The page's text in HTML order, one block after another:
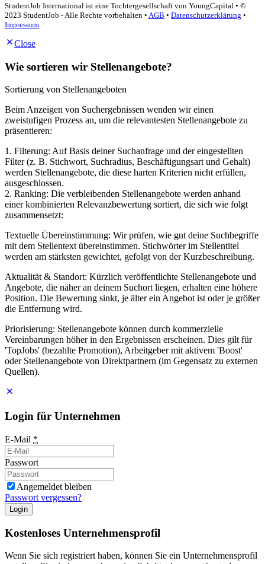
StudentJob International ist eine Tochtergesellschaft von YoungCapital • ©
2023 StudentJob - Alle Rechte vorbehalten • AGB • Datenschutzerklärung •
Impressum
Close
Wie sortieren wir Stellenangebote?
Sortierung von Stellenangeboten
Beim Anzeigen von Suchergebnissen wenden wir einen
zweistufigen Prozess an, um die relevantesten Stellenangebote zu
präsentieren:
1. Filterung: Auf Basis deiner Suchanfrage und der eingestellten
Filter (z. B. Stichwort, Suchradius, Beschäftigungsart und Gehalt)
werden Stellenangebote, die diese harten Kriterien nicht erfüllen,
ausgeschlossen.
2. Ranking: Die verbleibenden Stellenangebote werden anhand
einer kombinierten Relevanzbewertung sortiert, die sich wie folgt
zusammensetzt:
Textuelle Übereinstimmung: Wir prüfen, wie gut deine Suchbegriffe
mit dem Stellentext übereinstimmen. Stichwörter im Stellentitel
werden am stärksten gewichtet, gefolgt von der Kurzbeschreibung.
Aktualität & Standort: Kürzlich veröffentlichte Stellenangebote und
Angebote, die näher an deinem Suchort liegen, erhalten eine höhere
Position. Die Bewertung sinkt, je älter ein Angebot ist oder je größer
die Entfernung wird.
Priorisierung: Stellenangebote können durch kommerzielle
Vereinbarungen höher in den Ergebnissen erscheinen. Dies gilt für
'TopJobs' (bezahlte Promotion), Arbeitgeber mit aktivem 'Boost'
oder Stellenangebote von Direktpartnern (im Gegensatz zu externen
Quellen).
Login für Unternehmen
E-Mail *
Passwort
Angemeldet bleiben
Passwort vergessen?
Login
Kostenloses Unternehmensprofil
Wenn Sie sich registriert haben, können Sie ein Unternehmensprofil